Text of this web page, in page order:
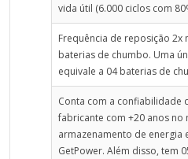
Ideal para armazenar energia
casas e empresas em
frequente de rede
telecomunicações,
segurança e outdoor em alta
A bateria de lítio da
relação aos modelos de
instalação e ocupa menos
com retificadores e racks de
vida útil (6.000 ciclos com
Frequência de reposição
baterias de chumbo. Uma
equivale a 04 baterias de
Conta com a confiabilidade
fabricante com +20 anos no
armazenamento de energia
GetPower. Além disso, tem